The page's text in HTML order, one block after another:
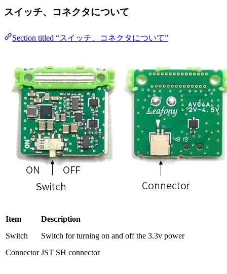
スイッチ、コネクタについて
Section titled “スイッチ、コネクタについて”
Item
Description
Switch
Switch for turning on and off the 3.3v power
Connector JST SH connector